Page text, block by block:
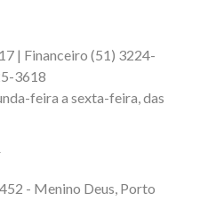
| Financeiro (51) 3224-
3618
feira a sexta-feira, das
- Menino Deus, Porto